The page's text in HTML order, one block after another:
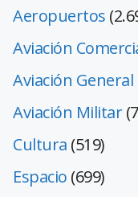
Aeropuertos
Aviación
Aviación General
Aviación Militar
Cultura (519)
Espacio (699)